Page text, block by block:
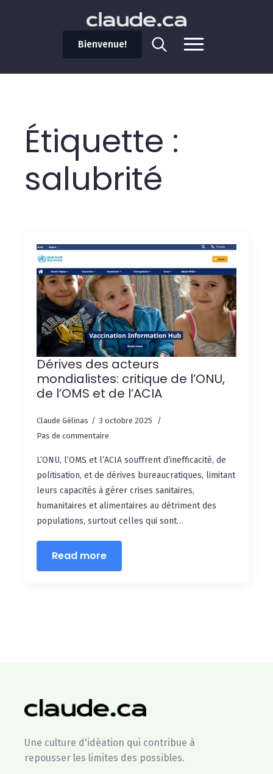
Bienvenue!
Étiquette :
salubrité
Dérives des acteurs
mondialistes: critique de l’ONU,
de l’OMS et de l’ACIA
Claude Gélinas
3 octobre 2025
Pas de commentaire
L’ONU, l’OMS et l’ACIA souffrent d’inefficacité, de
politisation, et de dérives bureaucratiques, limitant
leurs capacités à gérer crises sanitaires,
humanitaires et alimentaires au détriment des
populations, surtout celles qui sont…
Read more
Une culture d'idéation qui contribue à
repousser les limites des possibles.